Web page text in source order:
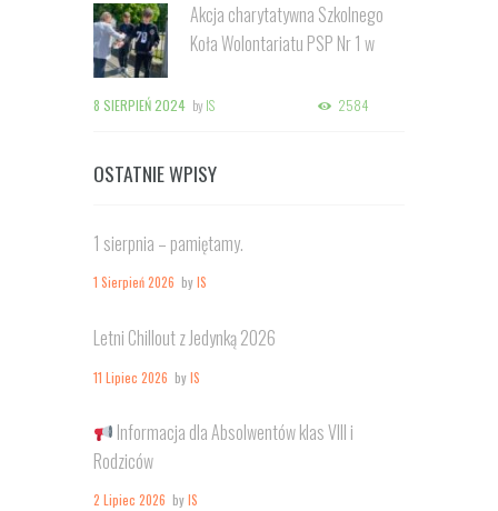
Akcja charytatywna Szkolnego
Koła Wolontariatu PSP Nr 1 w
8 SIERPIEŃ 2024 by IS 2584
OSTATNIE WPISY
1 sierpnia – pamiętamy.
1 Sierpień 2026 byIS
Letni Chillout z Jedynką 2026
11 Lipiec 2026 byIS
Informacja dla Absolwentów klas VIII i
Rodziców
2 Lipiec 2026 byIS